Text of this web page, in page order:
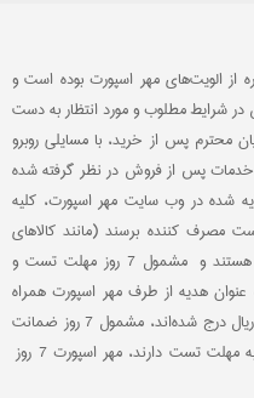
الویت‏‌های مهر اسپورت بوده است و
شرایط مطلوب و مورد انتظار به دست
پس از خرید، با مسایلی روبرو
پس از فروش در نظر گرفته شده
شده در وب سایت مهر اسپورت، کلیه
مصرف کننده برسند (مانند کالاهای
گروه‌) دارای گارانتی اصالت و سلامت فیزیکی هستند و مشمول 7 روز مهلت تست و
هدیه‌ از طرف مهر اسپورت همراه
سفارش ارسال و در فاکتور فروش با مبلغ صفر ریال درج شده‌اند، مشمول 7 روز ضمانت
تعویض نیستند. برای سایر محصولاتی که نیاز به مهلت تست دارند، مهر اسپورت 7 روز